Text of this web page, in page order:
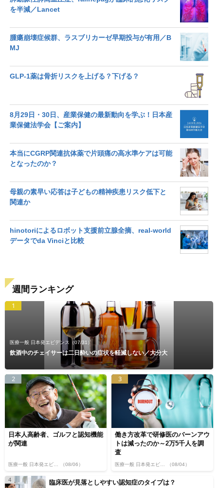
を半減／Lancet
腫瘍崩壊症候群、ラスブリカーゼ早期投与が有用／B
MJ
GLP-1薬は骨折リスクを上げる？下げる？
8月29日・30日、産業保健の最新動向を学ぶ！日本産
業保健法学会【ご案内】
本当にCGRP関連抗体薬で片頭痛の高水準ケアは可能
となったのか？
母親の素早い応答は子どもの精神疾患リスク低下と
関連か
hinotoriによるロボット支援前立腺全摘、real-world
データでda Vinciと比較
週間ランキング
1
医療一般 日本発エビデンス （07/31）
飲酒中のチェイサーは二日酔いの症状を軽減しない／大分大
2
日本人高齢者、ゴルフと認知機能
が関連
（08/06）
3
働き方改革で研修医のバーンアウ
トは減ったのか～2万5千人を調
査
（08/04）
4 臨床医が見落としやすい認知症のタイプは？